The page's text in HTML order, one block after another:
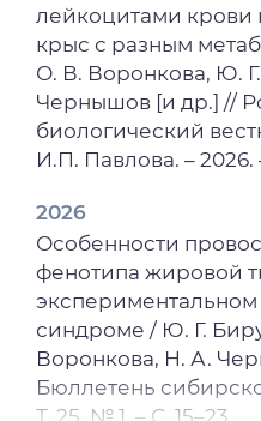
лейкоцитами крови
крыс с разным
О. В. Воронкова, Ю.
Чернышов [и др.] //
биологический
И.П. Павлова. – 2026.
2026
Особенности
фенотипа жировой
синдроме / Ю. Г.
Воронкова, Н. А.
Бюллетень
Т. 25, № 1. – С. 15–23.